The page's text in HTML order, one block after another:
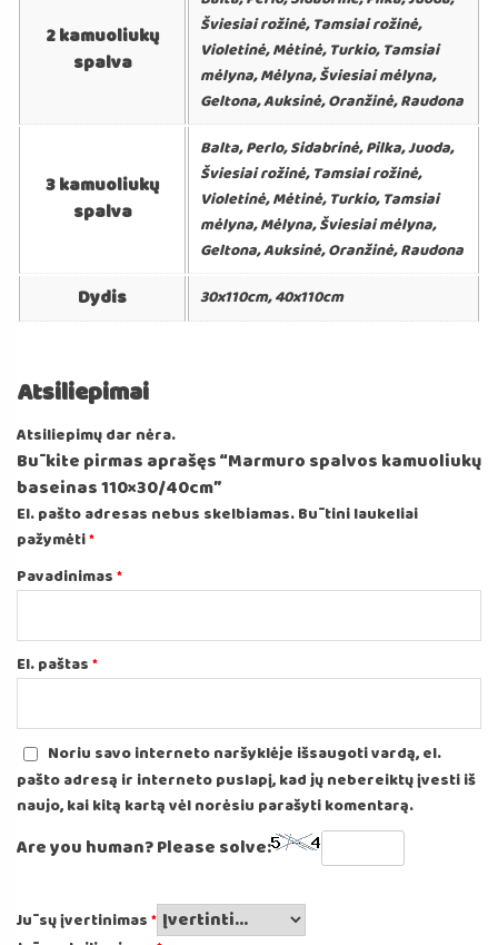
2 kamuoliukų
spalva
Šviesiai rožinė, Tamsiai rožinė,
Violetinė, Mėtinė, Turkio, Tamsiai
mėlyna, Mėlyna, Šviesiai mėlyna,
Geltona, Auksinė, Oranžinė, Raudona
3 kamuoliukų
spalva
Balta, Perlo, Sidabrinė, Pilka, Juoda,
Šviesiai rožinė, Tamsiai rožinė,
Violetinė, Mėtinė, Turkio, Tamsiai
mėlyna, Mėlyna, Šviesiai mėlyna,
Geltona, Auksinė, Oranžinė, Raudona
Dydis 30x110cm, 40x110cm
Atsiliepimai
Atsiliepimų dar nėra.
Būkite pirmas aprašęs “Marmuro spalvos kamuoliukų
baseinas 110×30/40cm”
El. pašto adresas nebus skelbiamas.Būtini laukeliai
pažymėti*
Pavadinimas*
El. paštas*
Noriu savo interneto naršyklėje išsaugoti vardą, el.
pašto adresą ir interneto puslapį, kad jų nebereiktų įvesti iš
naujo, kai kitą kartą vėl norėsiu parašyti komentarą.
Are you human? Please solve:
Jūsų įvertinimas*